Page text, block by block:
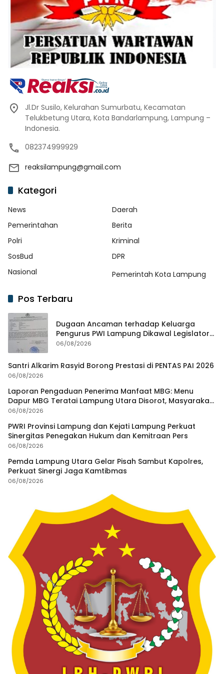
Jl.Dr Susilo, Kelurahan Sumurbatu, Kecamatan
Telukbetung Utara, Kota Bandarlampung, Lampung –
Indonesia.
082374999929
reaksilampung@gmail.com
Kategori
News
Daerah
Pemerintahan
Berita
Polri
Kriminal
SosBud
DPR
Nasional
Pemerintah Kota Lampung
Pos Terbaru
Dugaan Ancaman terhadap Keluarga
Pengurus PWI Lampung Dikawal Legislator
dan Jurnalis
06/08/2026
Santri Alkarim Rasyid Borong Prestasi di PENTAS PAI 2026
06/08/2026
Laporan Pengaduan Penerima Manfaat MBG: Menu
Dapur MBG Teratai Lampung Utara Disorot, Masyarakat
Minta Satgas Lakukan Investigasi
06/08/2026
PWRI Provinsi Lampung dan Kejati Lampung Perkuat
Sinergitas Penegakan Hukum dan Kemitraan Pers
06/08/2026
Pemda Lampung Utara Gelar Pisah Sambut Kapolres,
Perkuat Sinergi Jaga Kamtibmas
06/08/2026